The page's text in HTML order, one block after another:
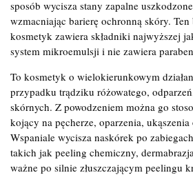
sposób wycisza stany zapalne
wzmacniając barierę ochronną skóry. Ten
kosmetyk zawiera składniki najwyższej
system mikroemulsji i nie zawiera
To kosmetyk o wielokierunkowym
przypadku trądziku różowatego,
skórnych. Z powodzeniem można go
kojący na pęcherze, oparzenia,
Wspaniale wycisza naskórek po
takich jak peeling chemiczny,
ważne po silnie złuszczającym peelingu